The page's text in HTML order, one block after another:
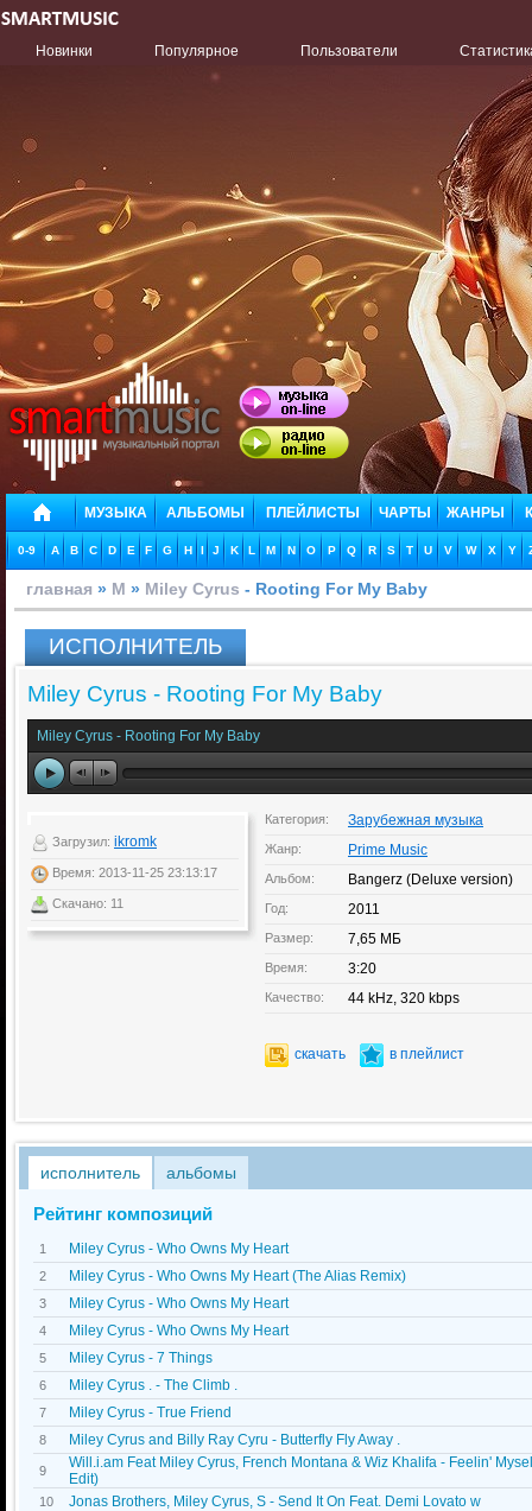
Новинки Популярное Пользователи
МУЗЫКА АЛЬБОМЫ ПЛЕЙЛИСТЫ ЧАРТЫ ЖАНРЫ
0-9 A B C D E F G H I J K L M N O P Q R S T U V W X Y
главная » M » Miley Cyrus - Rooting For My Baby
ИСПОЛНИТЕЛЬ
Miley Cyrus - Rooting For My Baby
Miley Cyrus - Rooting For My Baby
Загрузил: ikromk
Время: 2013-11-25 23:13:17
Скачано: 11
Категория: Зарубежная музыка
Жанр: Prime Music
Альбом: Bangerz (Deluxe version)
Год: 2011
Размер: 7,65 МБ
Время: 3:20
Качество: 44 kHz, 320 kbps
скачать в плейлист
исполнитель альбомы
Рейтинг композиций
1 Miley Cyrus - Who Owns My Heart
2 Miley Cyrus - Who Owns My Heart (The Alias Remix)
3 Miley Cyrus - Who Owns My Heart
4 Miley Cyrus - Who Owns My Heart
5 Miley Cyrus - 7 Things
6 Miley Cyrus . - The Climb .
7 Miley Cyrus - True Friend
8 Miley Cyrus and Billy Ray Cyru - Butterfly Fly Away .
9
Will.i.am Feat Miley Cyrus, French Montana & Wiz Khalifa - Feelin'
Edit)
10 Jonas Brothers, Miley Cyrus, S - Send It On Feat. Demi Lovato w